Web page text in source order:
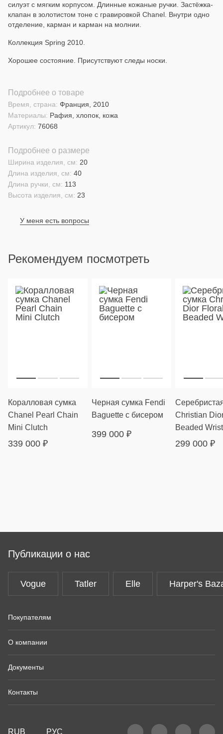
силуэт с мягким корпусом. Длинные кожаные ручки. Застёжка-
клапан в золотистом тоне с гравировкой Chanel. Внутри одно
отделение, карман и карман на молнии.
Коллекция Spring 2010.
Хорошее состояние. Присутствуют следы носки.
Подробнее о товаре
Материалы: Рафия, хлопок, кожа
Время, страна: Франция, 2010
Артикул: 76068
Подробнее о размере
Высота изделия, см: 23
Длина ручки, см: 113
Длина изделия, см: 40
Ширина изделия, см: 20
У меня есть вопросы
Рекомендуем посмотреть
Коралловая сумка
Chanel Pearl Chain
Mini Clutch
339 000 ₽
Черная сумка Fendi
Baguette с бисером
399 000 ₽
Christian
Beaded
299 000 ₽
Публикации о нас
Vogue Tatler Elle Harper's
Покупателям
О компании
Документы
Контакты
RUB РУС